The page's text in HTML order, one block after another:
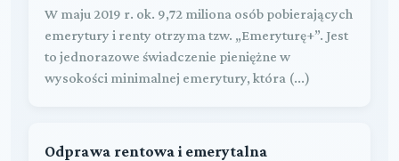
W maju 2019 r. ok. 9,72 miliona osób pobierających
emerytury i renty otrzyma tzw. „Emeryturę+”. Jest
to jednorazowe świadczenie pieniężne w
wysokości minimalnej emerytury, która (...)
Odprawa rentowa i emerytalna